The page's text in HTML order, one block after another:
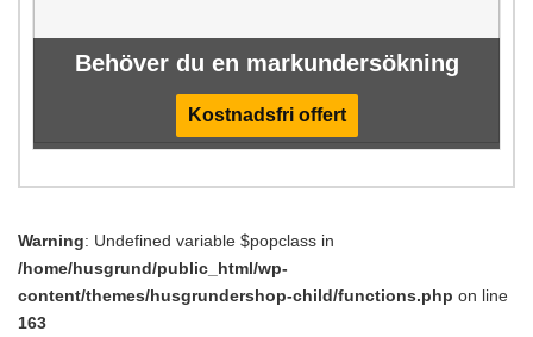
Behöver du en markundersökning
Kostnadsfri offert
Warning: Undefined variable $popclass in
/home/husgrund/public_html/wp-
content/themes/husgrundershop-child/functions.php on line
163